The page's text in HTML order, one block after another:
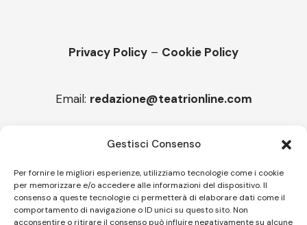
Gestisci Consenso
Per fornire le migliori esperienze, utilizziamo tecnologie come i cookie
per memorizzare e/o accedere alle informazioni del dispositivo. Il
consenso a queste tecnologie ci permetterà di elaborare dati come il
comportamento di navigazione o ID unici su questo sito. Non
acconsentire o ritirare il consenso può influire negativamente su alcune
Privacy Policy – Cookie Policy
Email: redazione@teatrionline.com
“Cico festival! Oltre 1500 spettatori a Filadelfia